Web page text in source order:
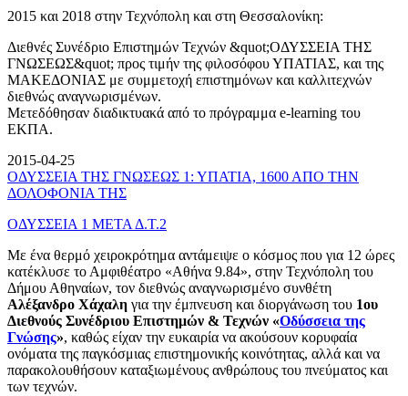
2015 και 2018 στην Τεχνόπολη και στη Θεσσαλονίκη:
Διεθνές Συνέδριο Επιστημών Τεχνών &quot;ΟΔΥΣΣΕΙΑ ΤΗΣ
ΓΝΩΣΕΩΣ&quot; προς τιμήν της φιλοσόφου ΥΠΑΤΙΑΣ, και της
ΜΑΚΕΔΟΝΙΑΣ με συμμετοχή επιστημόνων και καλλιτεχνών
διεθνώς αναγνωρισμένων.
Μετεδόθησαν διαδικτυακά από το πρόγραμμα e-learning του
ΕΚΠΑ.
2015-04-25
ΟΔΥΣΣΕΙΑ ΤΗΣ ΓΝΩΣΕΩΣ 1: ΥΠΑΤΙΑ, 1600 ΑΠΟ ΤΗΝ
ΔΟΛΟΦΟΝΙΑ ΤΗΣ
ΟΔΥΣΣΕΙΑ 1 ΜΕΤΑ Δ.Τ.2
Με ένα θερμό χειροκρότημα αντάμειψε ο κόσμος που για 12 ώρες
κατέκλυσε το Αμφιθέατρο «Αθήνα 9.84», στην Τεχνόπολη του
Δήμου Αθηναίων, τον διεθνώς αναγνωρισμένο συνθέτη
Αλέξανδρο Χάχαλη για την έμπνευση και διοργάνωση του 1ου
Διεθνούς Συνέδριου Επιστημών & Τεχνών «Οδύσσεια της
Γνώσης», καθώς είχαν την ευκαιρία να ακούσουν κορυφαία
ονόματα της παγκόσμιας επιστημονικής κοινότητας, αλλά και να
παρακολουθήσουν καταξιωμένους ανθρώπους του πνεύματος και
των τεχνών.